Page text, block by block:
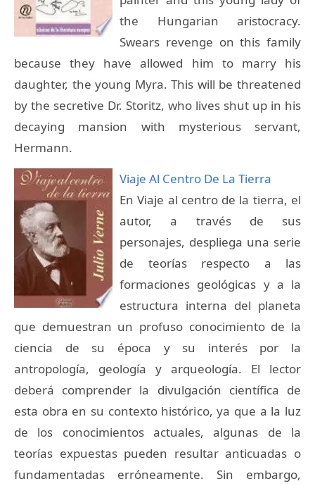
the Hungarian aristocracy.
Swears revenge on this family
because they have allowed him to marry his
daughter, the young Myra. This will be threatened
by the secretive Dr. Storitz, who lives shut up in his
decaying mansion with mysterious servant,
Hermann.
Viaje Al Centro De La Tierra
En Viaje al centro de la tierra, el
autor, a través de sus
personajes, despliega una serie
de teorías respecto a las
formaciones geológicas y a la
estructura interna del planeta
que demuestran un profuso conocimiento de la
ciencia de su época y su interés por la
antropología, geología y arqueología. El lector
deberá comprender la divulgación científica de
esta obra en su contexto histórico, ya que a la luz
de los conocimientos actuales, algunas de la
teorías expuestas pueden resultar anticuadas o
fundamentadas erróneamente. Sin embargo,